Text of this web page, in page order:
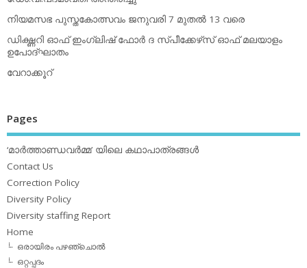
നിയമസഭ പുസ്തകോത്സവം ജനുവരി 7 മുതല്‍ 13 വരെ
ഡിക്ഷ്ണറി ഓഫ് ഇംഗ്ലിഷ് ഫോര്‍ ദ സ്പീക്കേഴ്‌സ് ഓഫ് മലയാളം
ഉപോദ്ഘാതം
വേറാക്കൂറ്
Pages
‘മാര്‍ത്താണ്ഡവര്‍മ്മ’ യിലെ കഥാപാത്രങ്ങള്‍
Contact Us
Correction Policy
Diversity Policy
Diversity staffing Report
Home
ഒരായിരം പഴഞ്ചൊല്‍
ഒറ്റപ്പദം